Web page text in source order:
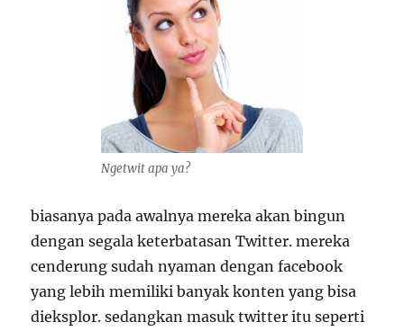
Ngetwit apa ya?
biasanya pada awalnya mereka akan bingun
dengan segala keterbatasan Twitter. mereka
cenderung sudah nyaman dengan facebook
yang lebih memiliki banyak konten yang bisa
dieksplor. sedangkan masuk twitter itu seperti